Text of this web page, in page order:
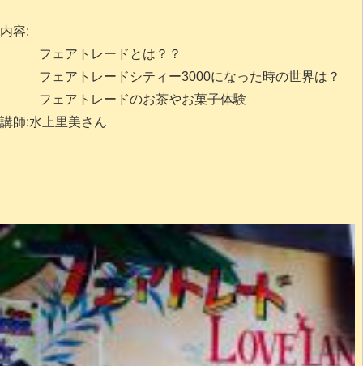
内容:
フェアトレードとは？？
フェアトレードシティー3000になった時の世界は？
フェアトレードのお茶やお菓子体験
講師:水上里美さん